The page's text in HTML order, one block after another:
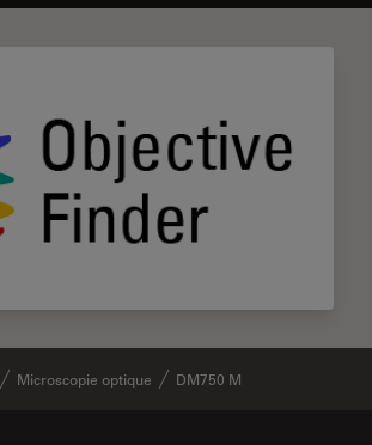
Microscopie optique DM750 M